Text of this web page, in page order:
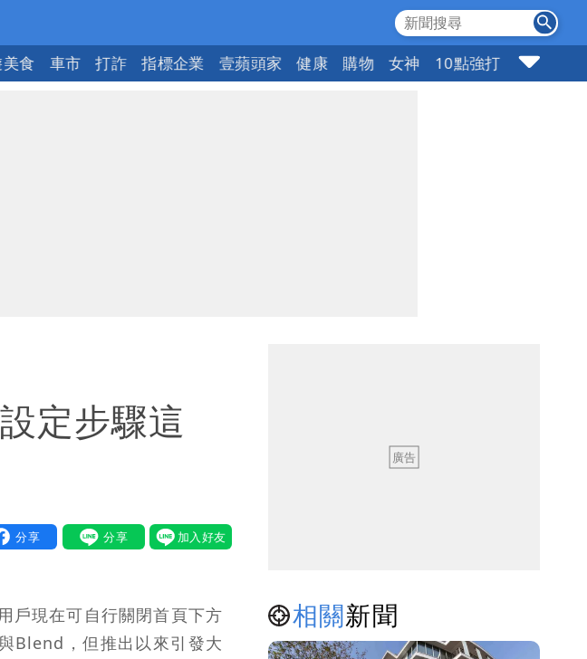
食 車市 打詐 指標企業 壹蘋頭家 健康 購物 女神 10點強打
定步驟這
戶現在可自行關閉首頁下方
Blend，但推出以來引發大
相關新聞